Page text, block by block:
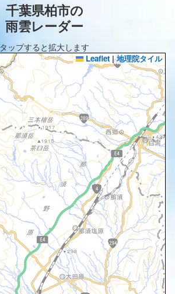
千葉県柏市の
雨雲レーダー
タップすると拡大します
Leaflet | 地理院タイル